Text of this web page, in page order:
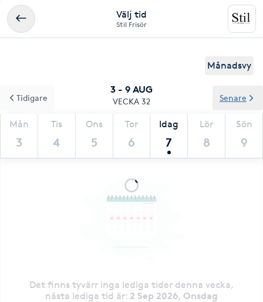
Välj tid
Stil Frisör
Månadsvy
3 - 9 AUG
VECKA 32
Mån
3
Tis
4
Ons
5
Tor
6
Idag
7
Lör
8
Sön
9
Tidigare Senare
Det finns tyvärr inga lediga tider denna vecka,
nästa lediga tid är: 2 Sep 2026, Onsdag